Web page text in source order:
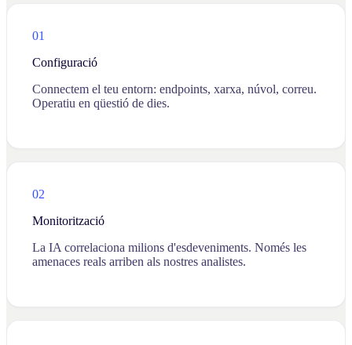
01
Configuració
Connectem el teu entorn: endpoints, xarxa, núvol, correu.
Operatiu en qüestió de dies.
02
Monitorització
La IA correlaciona milions d'esdeveniments. Només les
amenaces reals arriben als nostres analistes.